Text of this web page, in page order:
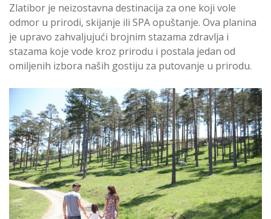
Zlatibor je neizostavna destinacija za one koji vole
odmor u prirodi, skijanje ili SPA opuštanje. Ova planina
je upravo zahvaljujući brojnim stazama zdravlja i
stazama koje vode kroz prirodu i postala jedan od
omiljenih izbora naših gostiju za putovanje u prirodu.